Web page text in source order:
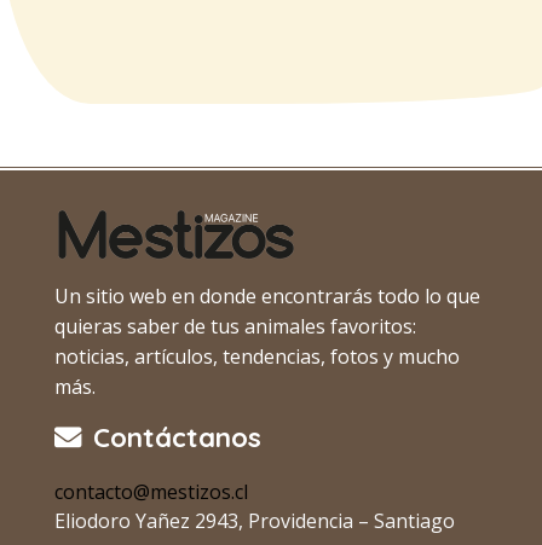
Un sitio web en donde encontrarás todo lo que
quieras saber de tus animales favoritos:
noticias, artículos, tendencias, fotos y mucho
más.
Contáctanos
contacto@mestizos.cl
Eliodoro Yañez 2943, Providencia – Santiago